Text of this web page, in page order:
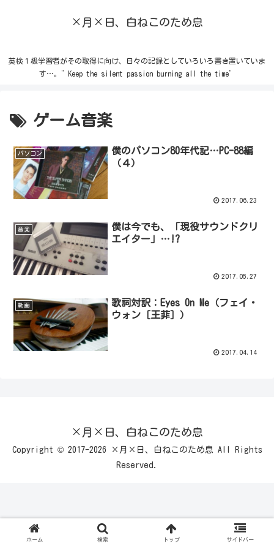
×月×日、白ねこのため息
英検１級学習者がその取得に向け、日々の記録としていろいろ書き置いていま
す…。”Keep the silent passion burning all the time”
ゲーム音楽
パソコン
僕のパソコン80年代記…PC-88編
（４）
2017.06.23
音楽
僕は今でも、「現役サウンドクリ
エイター」…!?
2017.05.27
動画
歌詞対訳：Eyes On Me（フェイ・
ウォン［王菲］）
2017.04.14
×月×日、白ねこのため息
Copyright © 2017-2026 ×月×日、白ねこのため息 All Rights
Reserved.
ホーム 検索 トップ サイドバー